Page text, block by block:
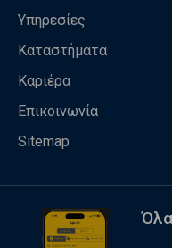
Υπηρεσίες
Καταστήματα
Καριέρα
Επικοινωνία
Sitemap